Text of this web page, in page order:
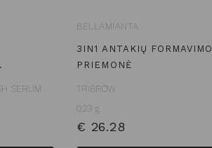
SERUM
BELLAMIANTA
3IN1 ANTAKIŲ FORMAVIMO
PRIEMONĖ
TRIBROW
0.23 g
€ 26.28